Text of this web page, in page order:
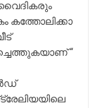
വൈദികരും
കത്തോലിക്കാ
“